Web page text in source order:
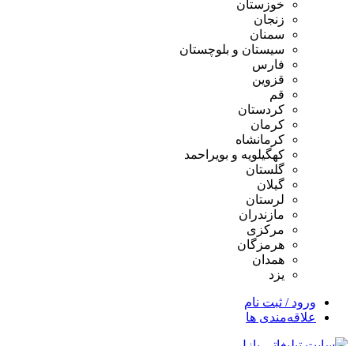
خوزستان
زنجان
سمنان
سیستان و بلوچستان
فارس
قزوین
قم
کردستان
کرمان
کرمانشاه
کهگیلویه و بویراحمد
گلستان
گیلان
لرستان
مازندران
مرکزی
هرمزگان
همدان
یزد
ورود / ثبت نام
علاقه‌مندی ها